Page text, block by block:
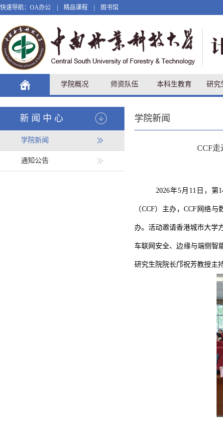
快速导航： OA办公 精品课程 图书馆
学院概况 师资队伍 本科生教育 研究
新闻中心
学院新闻
通知公告
学院新闻
CCF
2026年5月11日，第
（CCF）主办，CCF网络
办。活动邀请香港城市大学
车联网安全、边缘与端侧智
研究生院院长邝祝芳教授主